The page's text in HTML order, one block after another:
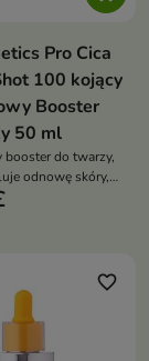
Pro Cica
100 kojący
Booster
50 ml
booster do twarzy,
odnowę skóry,
i poprawia
favorite_border